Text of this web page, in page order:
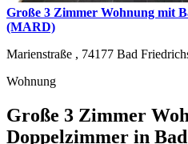
Große 3 Zimmer Wohnung mit
(MARD)
Marienstraße , 74177 Bad
Wohnung
Große 3 Zimmer
Doppelzimmer in